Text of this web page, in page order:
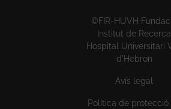
©FIR-HUVH
Institut de Recerca
Hospital Universitari
d'Hebron
Avís legal
Política de protecció